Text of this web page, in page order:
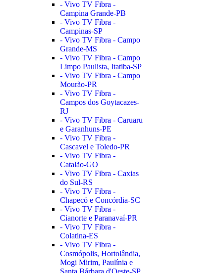
- Vivo TV Fibra -
Campina Grande-PB
- Vivo TV Fibra -
Campinas-SP
- Vivo TV Fibra - Campo
Grande-MS
- Vivo TV Fibra - Campo
Limpo Paulista, Itatiba-SP
- Vivo TV Fibra - Campo
Mourão-PR
- Vivo TV Fibra -
Campos dos Goytacazes-
RJ
- Vivo TV Fibra - Caruaru
e Garanhuns-PE
- Vivo TV Fibra -
Cascavel e Toledo-PR
- Vivo TV Fibra -
Catalão-GO
- Vivo TV Fibra - Caxias
do Sul-RS
- Vivo TV Fibra -
Chapecó e Concórdia-SC
- Vivo TV Fibra -
Cianorte e Paranavaí-PR
- Vivo TV Fibra -
Colatina-ES
- Vivo TV Fibra -
Cosmópolis, Hortolândia,
Mogi Mirim, Paulínia e
Santa Bárbara d'Oeste-SP